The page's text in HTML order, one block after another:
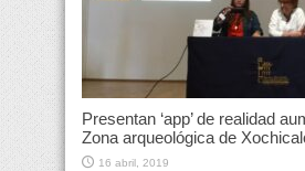
Presentan ‘app’ de realidad
Zona arqueológica de
16 abril, 2019